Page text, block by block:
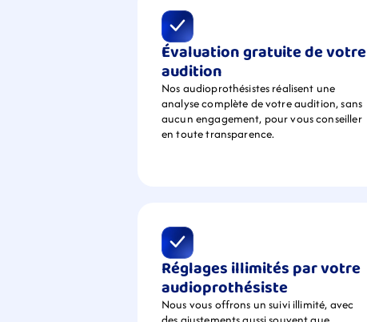
Évaluation gratuite de votre
audition
Nos audioprothésistes réalisent une
analyse complète de votre audition, sans
aucun engagement, pour vous conseiller
en toute transparence.
Réglages illimités par votre
audioprothésiste
Nous vous offrons un suivi illimité, avec